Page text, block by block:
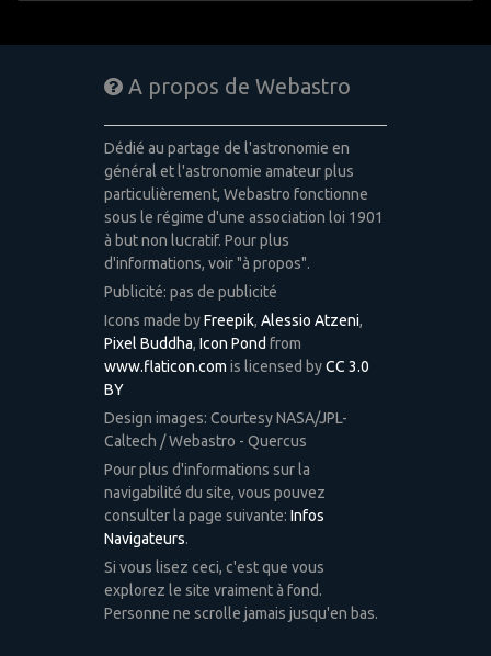
A propos de Webastro
Dédié au partage de l'astronomie en
général et l'astronomie amateur plus
particulièrement, Webastro fonctionne
sous le régime d'une association loi 1901
à but non lucratif. Pour plus
d'informations, voir "à propos".
Publicité: pas de publicité
Icons made byFreepik, Alessio Atzeni,
Pixel Buddha, Icon Pond from
www.flaticon.com is licensed byCC 3.0
BY
Design images: Courtesy NASA/JPL-
Caltech / Webastro - Quercus
Pour plus d'informations sur la
navigabilité du site, vous pouvez
consulter la page suivante: Infos
Navigateurs.
Si vous lisez ceci, c'est que vous
explorez le site vraiment à fond.
Personne ne scrolle jamais jusqu'en bas.